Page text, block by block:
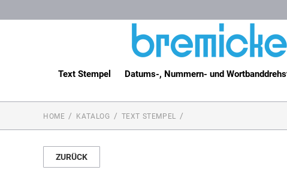
Text Stempel Datums-, Nummern- und
HOME KATALOG TEXT STEMPEL
ZURÜCK